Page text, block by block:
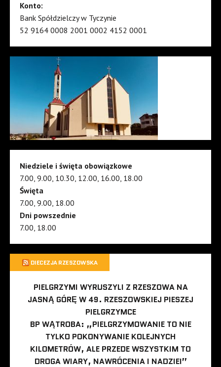
Konto:
Bank Spółdzielczy w Tyczynie
52 9164 0008 2001 0002 4152 0001
Niedziele i święta obowiązkowe
7.00, 9.00, 10.30, 12.00, 16.00, 18.00
Święta
7.00, 9.00, 18.00
Dni powszednie
7.00, 18.00
DIECEZJA RZESZOWSKA
PIELGRZYMI WYRUSZYLI Z RZESZOWA NA
JASNĄ GÓRĘ W 49. RZESZOWSKIEJ PIESZEJ
PIELGRZYMCE
BP WĄTROBA: „PIELGRZYMOWANIE TO NIE
TYLKO POKONYWANIE KOLEJNYCH
KILOMETRÓW, ALE PRZEDE WSZYSTKIM TO
DROGA WIARY, NAWRÓCENIA I NADZIEI”